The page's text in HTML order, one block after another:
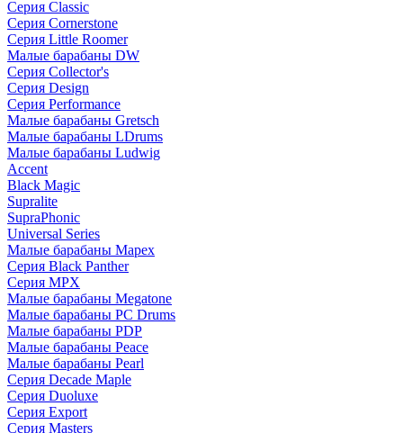
Серия Classic
Серия Cornerstone
Серия Little Roomer
Малые барабаны DW
Серия Collector's
Серия Design
Серия Performance
Малые барабаны Gretsch
Малые барабаны LDrums
Малые барабаны Ludwig
Accent
Black Magic
Supralite
SupraPhonic
Universal Series
Малые барабаны Mapex
Серия Black Panther
Серия MPX
Малые барабаны Megatone
Малые барабаны PC Drums
Малые барабаны PDP
Малые барабаны Peace
Малые барабаны Pearl
Серия Decade Maple
Серия Duoluxe
Серия Export
Серия Masters